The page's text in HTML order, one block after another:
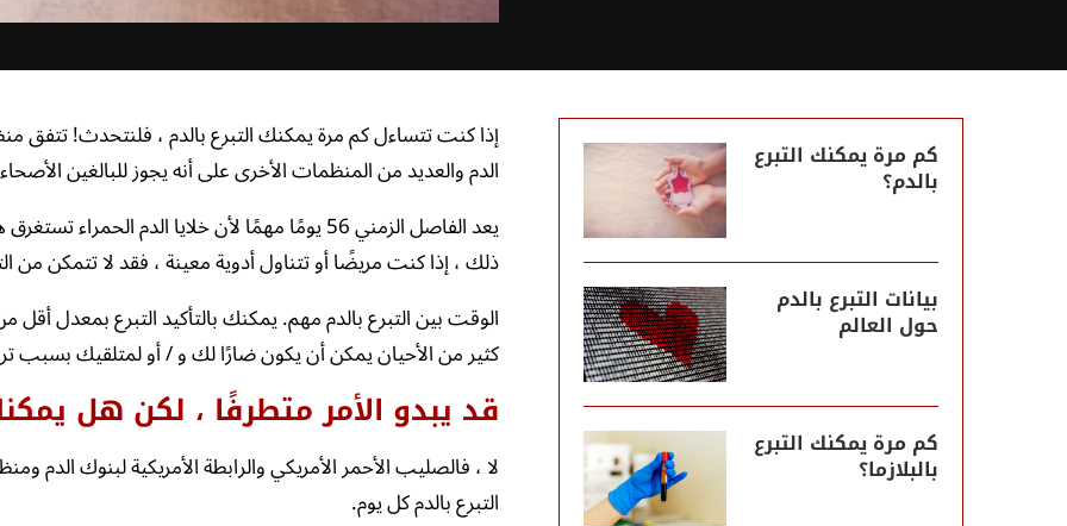
إذا كنت تتساءل كم مرة يمكنك التبرع بالدم ، فلنتحدث! تتفق
الدم والعديد من المنظمات الأخرى على أنه يجوز للبالغين الأصحاء
يعد الفاصل الزمني 56 يومًا مهمًا لأن خلايا الدم
ذلك ، إذا كنت مريضًا أو تتناول أدوية معينة ، فقد لا تتمكن من
كثير من الأحيان يمكن أن يكون ضارًا لك و / أو لمتلقيك بسبب
قد يبدو الأمر متطرفًا ، لكن هل
لا ، فالصليب الأحمر الأمريكي والرابطة الأمريكية لبنوك الدم
التبرع بالدم كل يوم.
كم مرة يمكنك التبرع
بالدم؟
بيانات التبرع بالدم
حول العالم
كم مرة يمكنك التبرع
بالبلازما؟